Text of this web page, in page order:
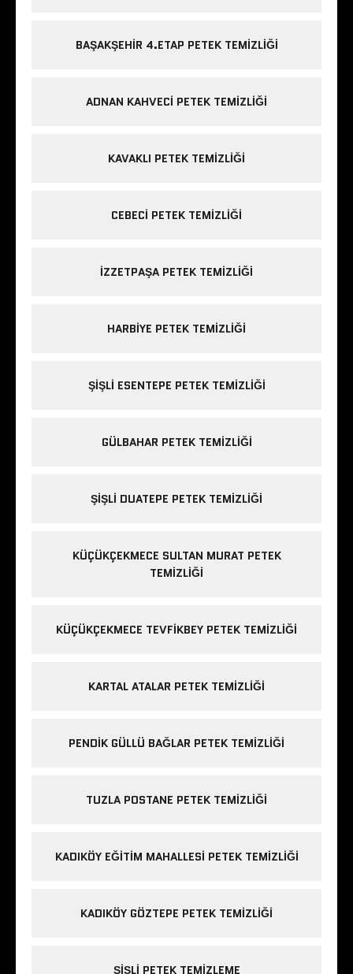
BAŞAKŞEHIR 4.ETAP PETEK TEMIZLIĞI
ADNAN KAHVECI PETEK TEMIZLIĞI
KAVAKLI PETEK TEMIZLIĞI
CEBECI PETEK TEMIZLIĞI
IZZETPAŞA PETEK TEMIZLIĞI
HARBIYE PETEK TEMIZLIĞI
ŞIŞLI ESENTEPE PETEK TEMIZLIĞI
GÜLBAHAR PETEK TEMIZLIĞI
ŞIŞLI DUATEPE PETEK TEMIZLIĞI
KÜÇÜKÇEKMECE SULTAN MURAT PETEK
TEMIZLIĞI
KÜÇÜKÇEKMECE TEVFIKBEY PETEK TEMIZLIĞI
KARTAL ATALAR PETEK TEMIZLIĞI
PENDIK GÜLLÜ BAĞLAR PETEK TEMIZLIĞI
TUZLA POSTANE PETEK TEMIZLIĞI
KADIKÖY EĞITIM MAHALLESI PETEK TEMIZLIĞI
KADIKÖY GÖZTEPE PETEK TEMIZLIĞI
ŞIŞLI PETEK TEMIZLEME